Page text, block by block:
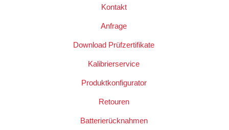
Kontakt
Anfrage
Download Prüfzertifikate
Kalibrierservice
Produktkonfigurator
Retouren
Batterierücknahmen